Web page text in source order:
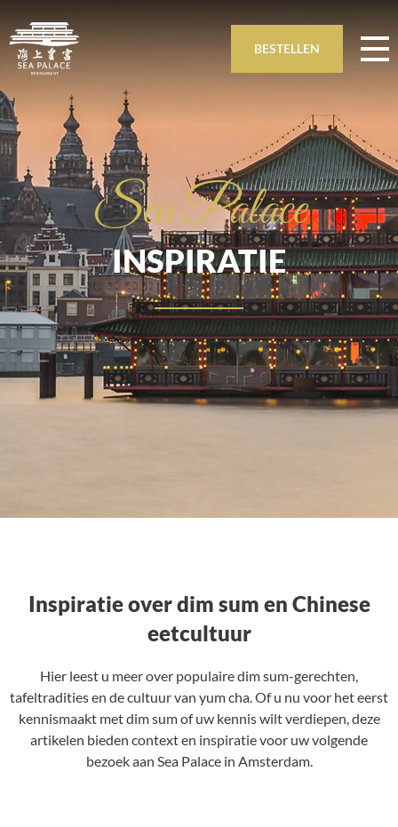
BESTELLEN
Sea Palace
INSPIRATIE
Inspiratie over dim sum en Chinese
eetcultuur
Hier leest u meer over populaire dim sum-gerechten,
tafeltradities en de cultuur van yum cha. Of u nu voor het eerst
kennismaakt met dim sum of uw kennis wilt verdiepen, deze
artikelen bieden context en inspiratie voor uw volgende
bezoek aan Sea Palace in Amsterdam.